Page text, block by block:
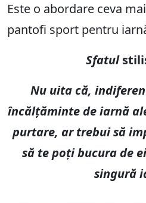
Este o abordare ceva
pantofi sport pentru
Sfatul
Nu uita că,
încălțăminte de iarnă
purtare, ar trebui să
să te poți bucura de
singură